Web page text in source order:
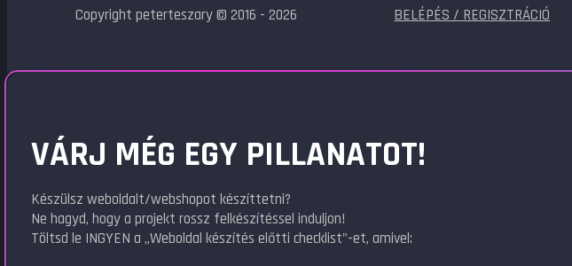
Copyright peterteszary © 2016 - 2026 BELÉPÉS / REGISZTRÁCIÓ
VÁRJ MÉG EGY PILLANATOT!
Készülsz weboldalt/webshopot készíttetni?
Ne hagyd, hogy a projekt rossz felkészítéssel induljon!
Töltsd le INGYEN a „Weboldal készítés előtti checklist"-et, amivel: